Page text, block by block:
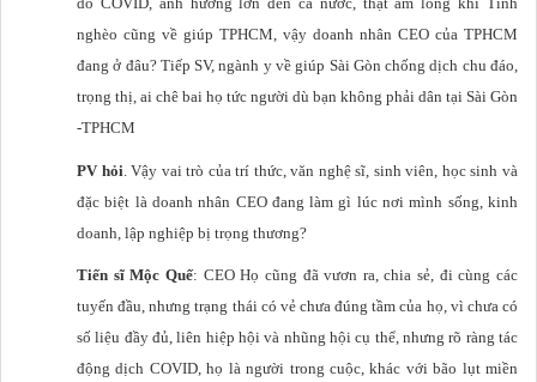
nghèo cũng về giúp TPHCM, vậy doanh nhân CEO của TPHCM
đang ở đâu? Tiếp SV, ngành y về giúp Sài Gòn chống dịch chu đáo,
trọng thị, ai chê bai họ tức người dù bạn không phải dân tại Sài Gòn
-TPHCM
PV hỏi. Vậy vai trò của trí thức, văn nghệ sĩ, sinh viên, học sinh và
đặc biệt là doanh nhân CEO đang làm gì lúc nơi mình sống, kinh
doanh, lập nghiệp bị trọng thương?
Tiến sĩ Mộc Quế: CEO Họ cũng đã vươn ra, chia sẻ, đi cùng các
tuyến đầu, nhưng trạng thái có vẻ chưa đúng tầm của họ, vì chưa có
số liệu đầy đủ, liên hiệp hội và nhũng hội cụ thể, nhưng rõ ràng tác
động dịch COVID, họ là người trong cuộc, khác với bão lụt miền